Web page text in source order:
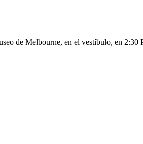
de Melbourne, en el vestíbulo, en 2:30